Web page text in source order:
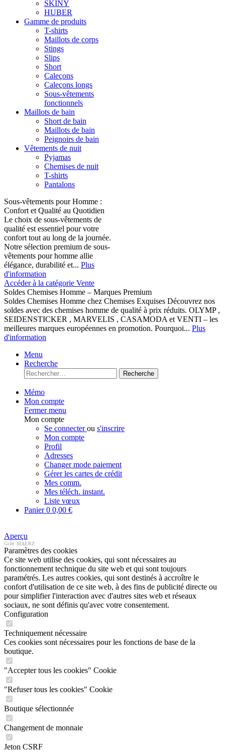
SKINY
HUBER
Gamme de produits
T-shirts
Maillots de corps
Stings
Slips
Short
Caleçons
Caleçons longs
Sous-vêtements
fonctionnels
Maillots de bain
Short de bain
Maillots de bain
Peignoirs de bain
Vêtements de nuit
Pyjamas
Chemises de nuit
T-shirts
Pantalons
Sous-vêtements pour Homme :
Confort et Qualité au Quotidien
Le choix de sous-vêtements de
qualité est essentiel pour votre
confort tout au long de la journée.
Notre sélection premium de sous-
vêtements pour homme allie
élégance, durabilité et... Plus
d'information
Accéder à la catégorie Vente
Soldes Chemises Homme – Marques Premium
Soldes Chemises Homme chez Chemises Exquises Découvrez nos
soldes avec des chemises homme de qualité à prix réduits. OLYMP ,
SEIDENSTICKER , MARVELIS , CASAMODA et VENTI – les
meilleures marques européennes en promotion. Pourquoi... Plus
d'information
Menu
Recherche
Recherche
Mémo
Mon compte
Fermer menu
Mon compte
Se connecterou s'inscrire
Mon compte
Profil
Adresses
Changer mode paiement
Gérer les cartes de crédit
Mes comm.
Mes téléch. instant.
Liste vœux
Panier0 0,00 €
Aperçu
Gilet MAERZ
Paramètres des cookies
Ce site web utilise des cookies, qui sont nécessaires au
fonctionnement technique du site web et qui sont toujours
paramétrés. Les autres cookies, qui sont destinés à accroître le
confort d'utilisation de ce site web, à des fins de publicité directe ou
pour simplifier l'interaction avec d'autres sites web et réseaux
sociaux, ne sont définis qu'avec votre consentement.
Configuration
Techniquement nécessaire
Ces cookies sont nécessaires pour les fonctions de base de la
boutique.
"Accepter tous les cookies" Cookie
"Refuser tous les cookies" Cookie
Boutique sélectionnée
Changement de monnaie
Jeton CSRF